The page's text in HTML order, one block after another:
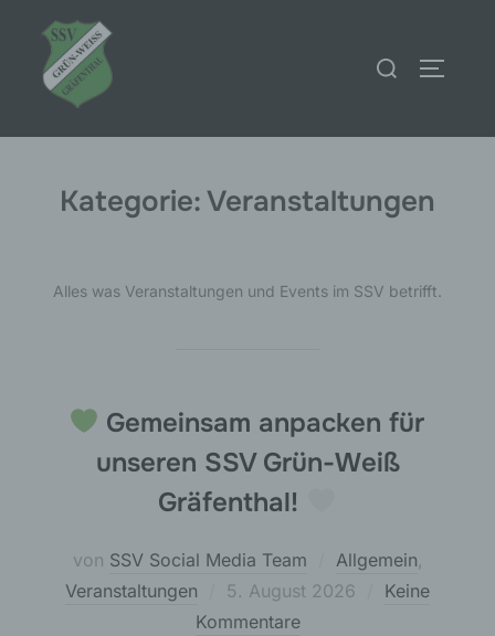
springen
Suchen
Kategorie:Veranstaltungen
Alles was Veranstaltungen und Events im SSV betrifft.
Gemeinsam anpacken für
unseren SSV Grün-Weiß
Gräfenthal!
von SSV Social Media Team Allgemein
Veranstaltungen
Veröffentlicht
am
5. August 2026
Keine
Kommentare